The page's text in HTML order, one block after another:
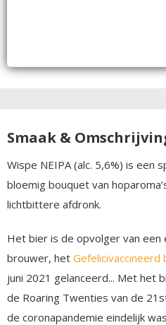
Smaak &
Wispe NEIPA (alc. 5,6%) is een
bloemig bouquet van
lichtbittere afdronk.
Het bier is de opvolger van
brouwer, het Gefelicivaccineerd
juni 2021 gelanceerd... Met het
de Roaring Twenties van de
de coronapandemie eindelijk